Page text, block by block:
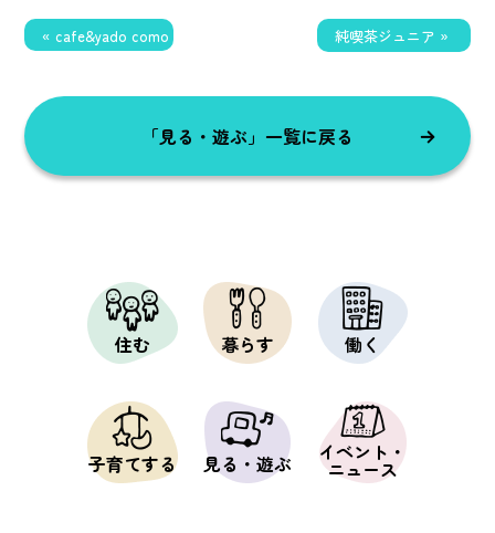
« cafe&yado como 純喫茶ジュニア »
「見る・遊ぶ」一覧に戻る
住む 暮らす 働く
子育てする 見る・遊ぶ イベント・
ニュース